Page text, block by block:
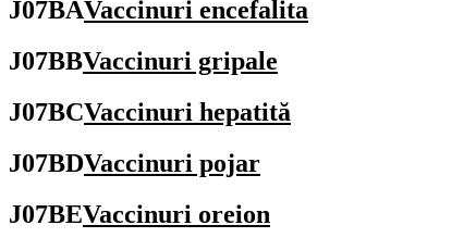
J07BAVaccinuri encefalita
J07BBVaccinuri gripale
J07BCVaccinuri hepatită
J07BDVaccinuri pojar
J07BEVaccinuri oreion